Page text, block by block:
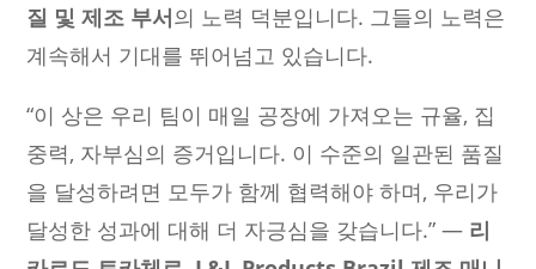
질 및 제조 부서의 노력 덕분입니다. 그들의 노력은
계속해서 기대를 뛰어넘고 있습니다.
“이 상은 우리 팀이 매일 공장에 가져오는 규율, 집
중력, 자부심의 증거입니다. 이 수준의 일관된 품질
을 달성하려면 모두가 함께 협력해야 하며, 우리가
달성한 성과에 대해 더 자긍심을 갖습니다.” — 리